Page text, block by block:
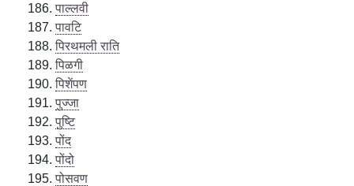
पाल्लवी
पावटि
पिरथमली राति
पिळगी
पिशेंपण
पुज्जा
पुष्टि
पोंद
पोंदो
पोसवण